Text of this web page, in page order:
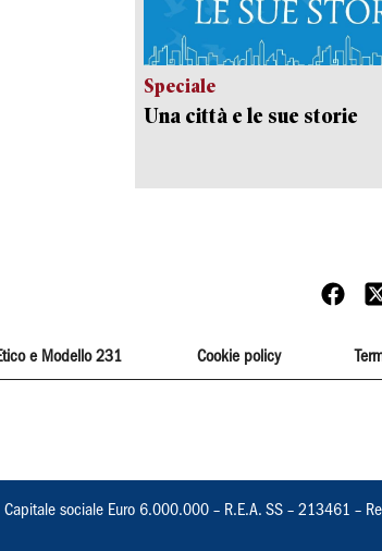
Speciale
Una città e le sue storie
e Modello 231 Cookie policy
sociale Euro 6.000.000 – R.E.A. SS – 213461 –